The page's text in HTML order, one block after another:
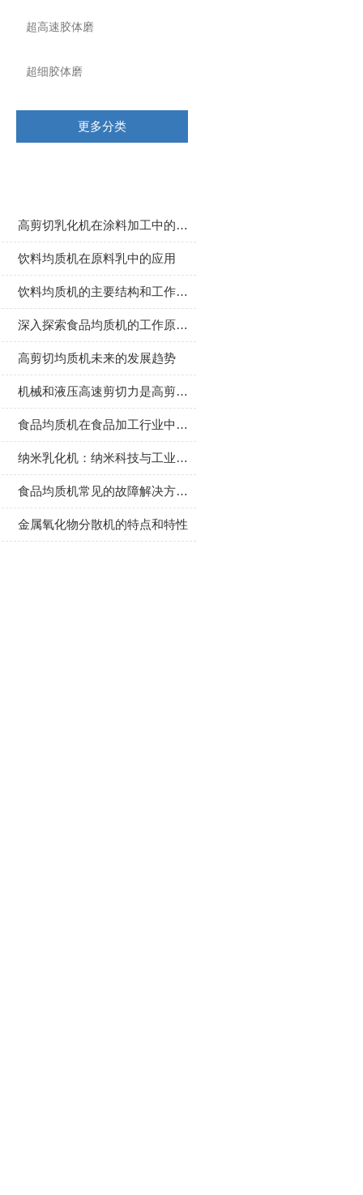
超高速胶体磨
超细胶体磨
更多分类
高剪切乳化机在涂料加工中的应用
饮料均质机在原料乳中的应用
饮料均质机的主要结构和工作原理
深入探索食品均质机的工作原理与应用价值
高剪切均质机未来的发展趋势
机械和液压高速剪切力是高剪切乳化机工作的关键
食品均质机在食品加工行业中扮演着至关重要的角色
纳米乳化机：纳米科技与工业生产的融合产物
食品均质机常见的故障解决方法有哪些
金属氧化物分散机的特点和特性